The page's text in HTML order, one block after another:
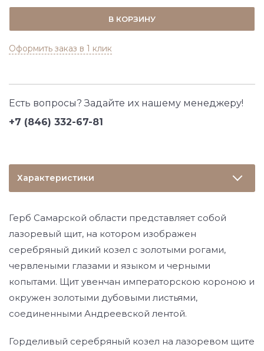
В КОРЗИНУ
Оформить заказ в 1 клик
Есть вопросы? Задайте их нашему менеджеру!
+7 (846) 332-67-81
Характеристики
Герб Самарской области представляет собой
лазоревый щит, на котором изображен
серебряный дикий козел с золотыми рогами,
червлеными глазами и языком и черными
копытами. Щит увенчан императорскою короною и
окружен золотыми дубовыми листьями,
соединенными Андреевской лентой.
Горделивый серебряный козел на лазоревом щите